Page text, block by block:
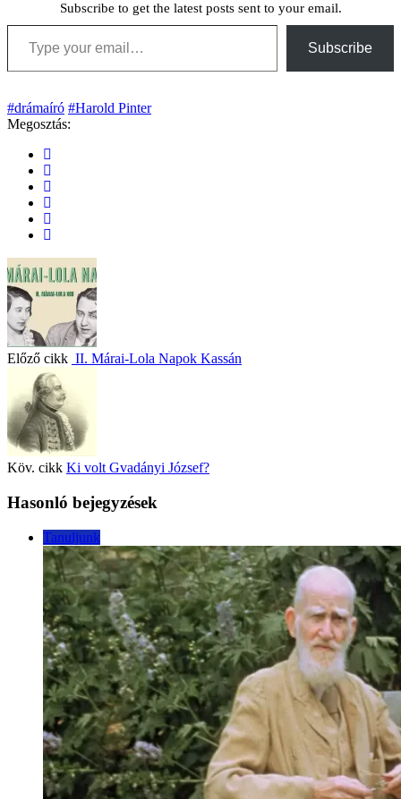
Subscribe to get the latest posts sent to your email.
Type your email…
Subscribe
#drámaíró #Harold Pinter
Megosztás:
Előző cikk II. Márai-Lola Napok Kassán
Köv. cikk Ki volt Gvadányi József?
Hasonló bejegyzések
Tanuljunk